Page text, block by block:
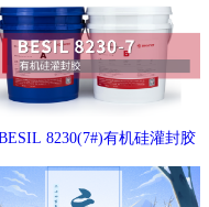
8230(7#)有机硅灌封胶